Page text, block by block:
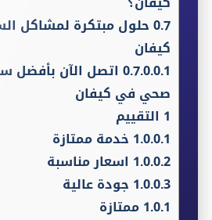
0.7حلول مبتكرة لمشاكل
كيفان
0.7.0.0.1اتصل الآن بأفضل
صحي في كيفان
1 التقييم
1.0.0.1 خدمة ممتازة
1.0.0.2 اسعار مناسبة
1.0.0.3 جودة عالية
1.0.1ممتازة